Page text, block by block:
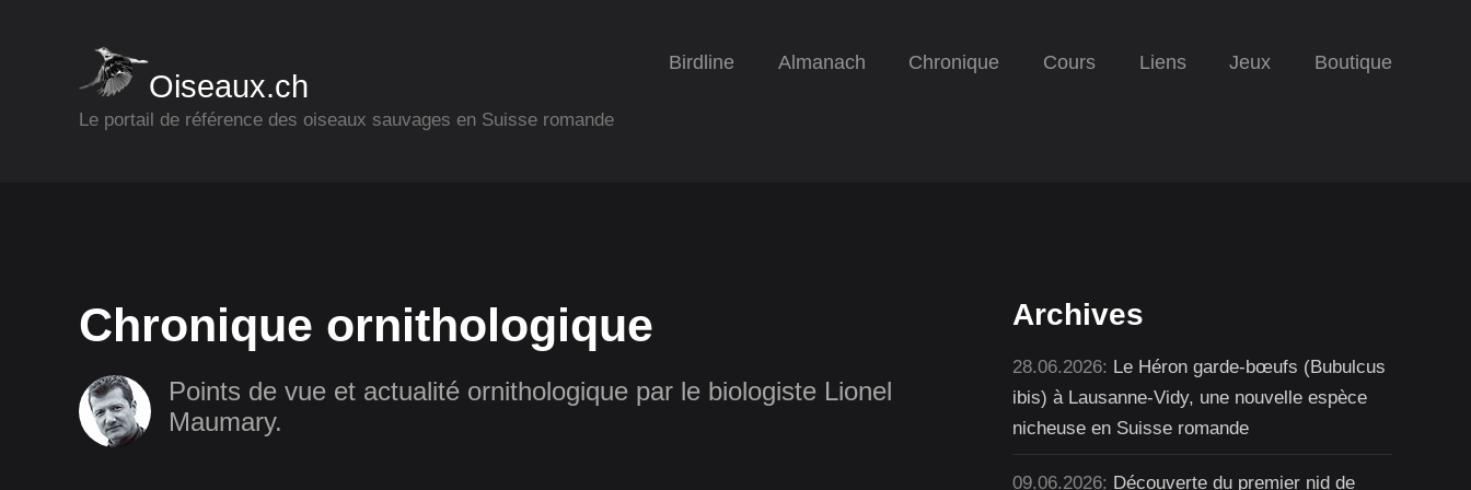
Oiseaux.ch
Le portail de référence des oiseaux sauvages en Suisse romande
Birdline Almanach Chronique Cours Liens Jeux Boutique
Chronique ornithologique
Points de vue et actualité ornithologique par le biologiste Lionel
Maumary.
Archives
28.06.2026: Le Héron garde-bœufs (Bubulcus
ibis) à Lausanne-Vidy, une nouvelle espèce
nicheuse en Suisse romande
09.06.2026: Découverte du premier nid de